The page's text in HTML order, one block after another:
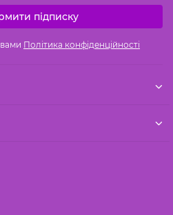
підписку
Політика конфіденційності